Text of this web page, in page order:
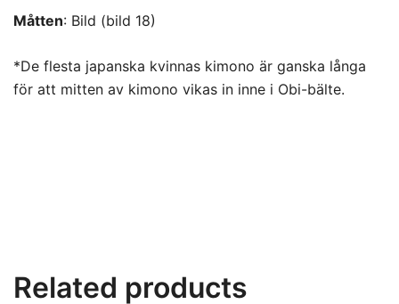
Måtten: Bild (bild 18)
*De flesta japanska kvinnas kimono är ganska långa
för att mitten av kimono vikas in inne i Obi-bälte.
Related products